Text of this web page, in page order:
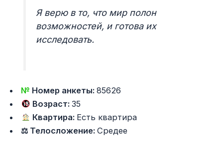
Я верю в то, что мир полон
возможностей, и готова их
исследовать.
№ Номер анкеты:85626
Возраст:35
Квартира: Есть квартира
⚖ Телосложение:Средее